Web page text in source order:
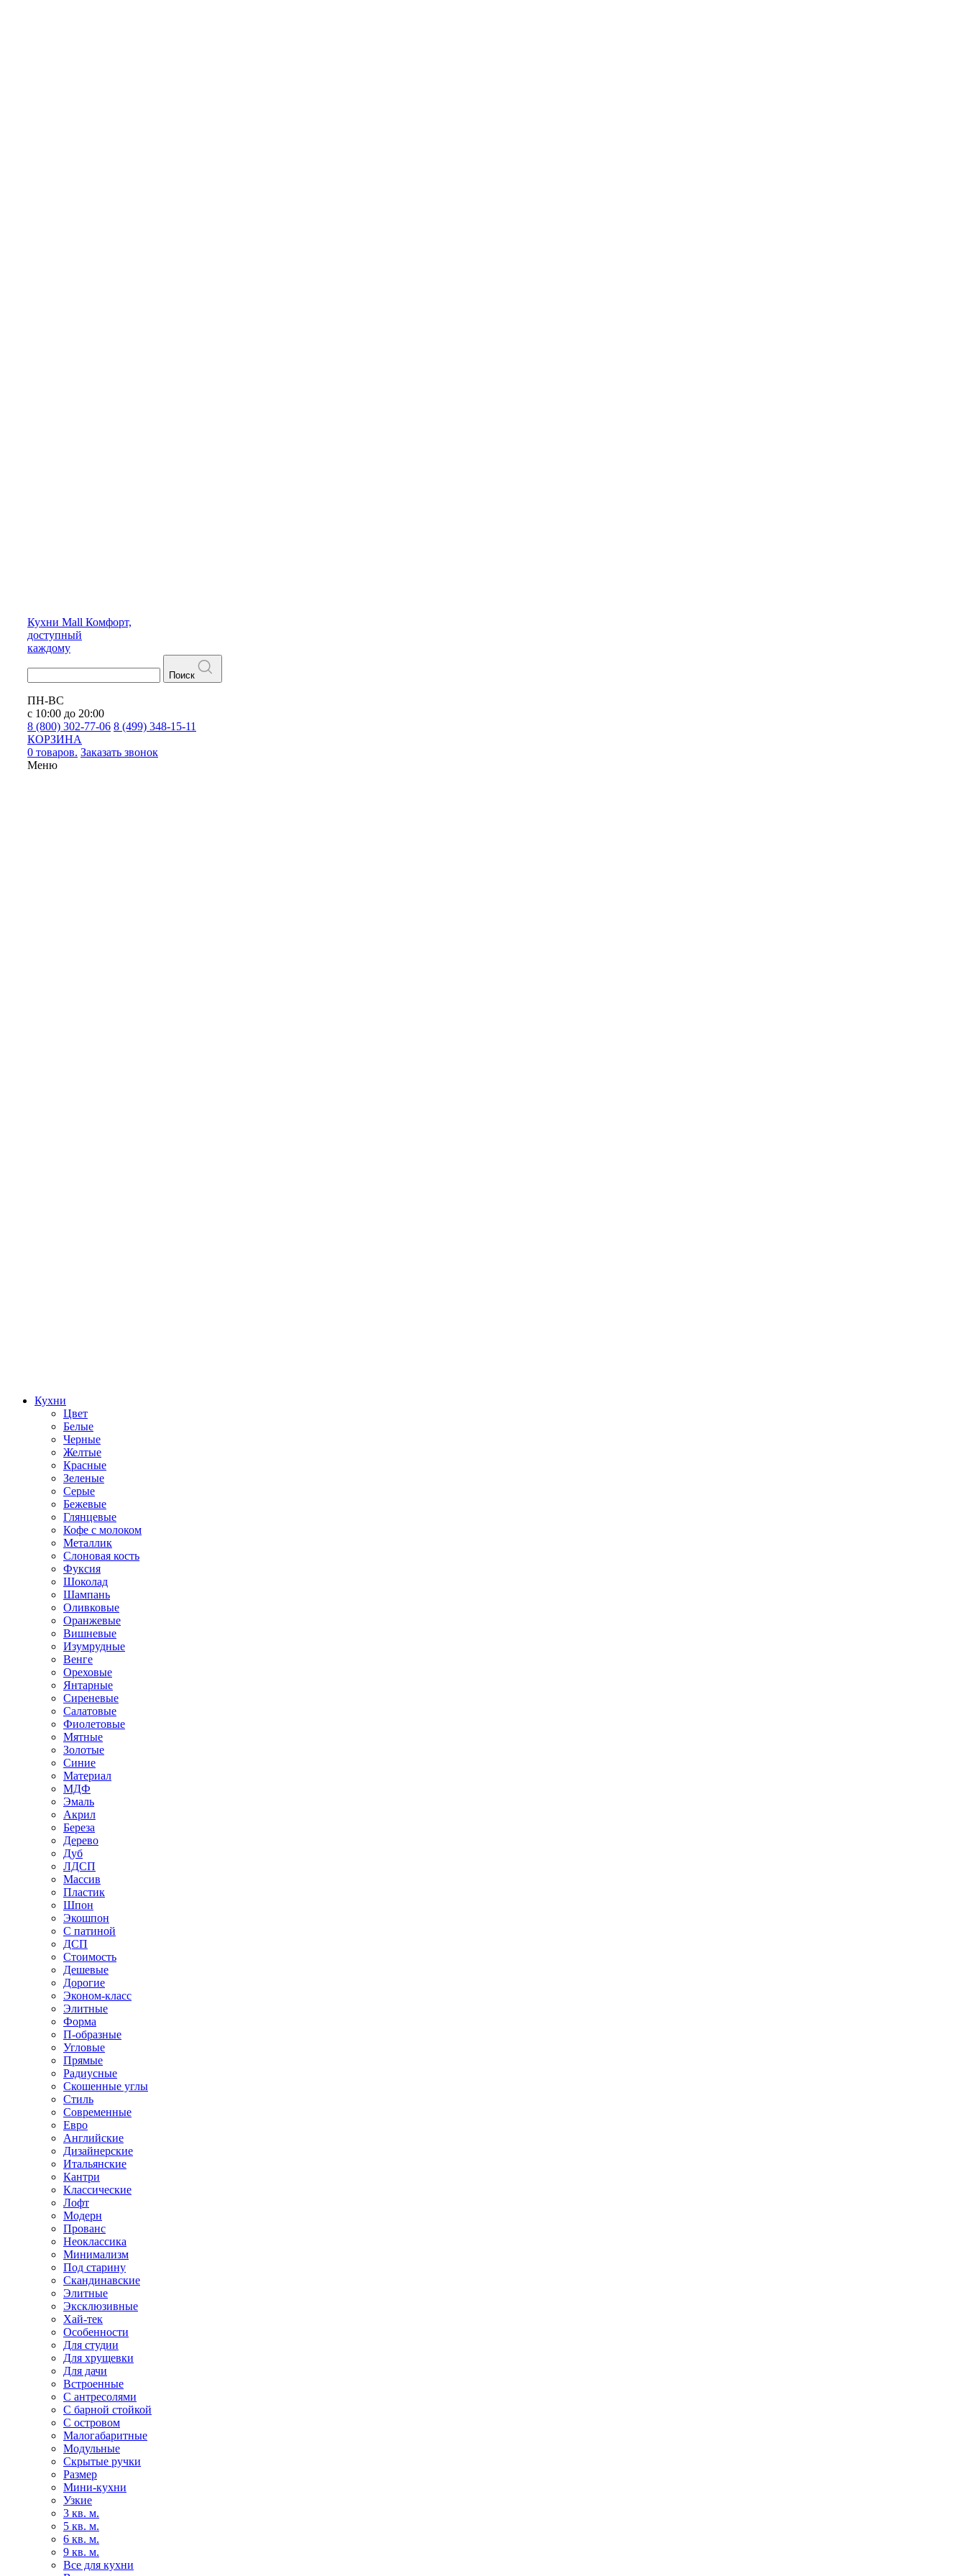
Кухни Mall Комфорт,
доступный
каждому
Поиск
ПН-ВС
с 10:00 до 20:00
8 (800) 302-77-06 8 (499) 348-15-11
КОРЗИНА
0 товаров. Заказать звонок
Меню
Кухни
Цвет
Белые
Черные
Желтые
Красные
Зеленые
Серые
Бежевые
Глянцевые
Кофе с молоком
Металлик
Слоновая кость
Фуксия
Шоколад
Шампань
Оливковые
Оранжевые
Вишневые
Изумрудные
Венге
Ореховые
Янтарные
Сиреневые
Салатовые
Фиолетовые
Мятные
Золотые
Синие
Материал
МДФ
Эмаль
Акрил
Береза
Дерево
Дуб
ЛДСП
Массив
Пластик
Шпон
Экошпон
С патиной
ДСП
Стоимость
Дешевые
Дорогие
Эконом-класс
Элитные
Форма
П-образные
Угловые
Прямые
Радиусные
Скошенные углы
Стиль
Современные
Евро
Английские
Дизайнерские
Итальянские
Кантри
Классические
Лофт
Модерн
Прованс
Неоклассика
Минимализм
Под старину
Скандинавские
Элитные
Эксклюзивные
Хай-тек
Особенности
Для студии
Для хрущевки
Для дачи
Встроенные
С антресолями
С барной стойкой
С островом
Малогабаритные
Модульные
Скрытые ручки
Размер
Мини-кухни
Узкие
3 кв. м.
5 кв. м.
6 кв. м.
9 кв. м.
Все для кухни